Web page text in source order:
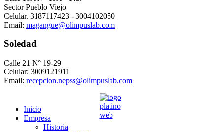
Sector Pueblo Viejo
Celular. 3187117423 - 3004102050
Email: magangue@olimpuslab.com
Soledad
Calle 21 N° 19-29
Celular: 3009121911
Email: recepcion.nepss@olimpuslab.com
Inicio
Empresa
Historia